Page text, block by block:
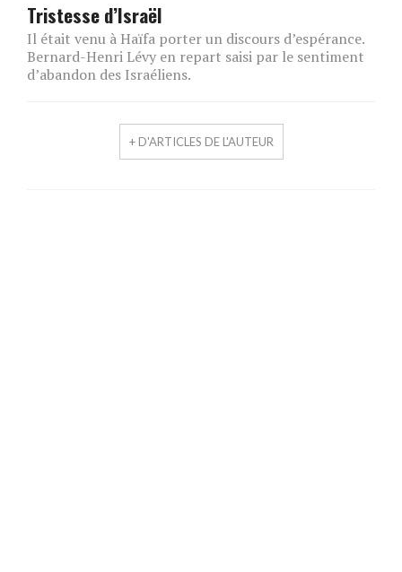
Tristesse d’Israël
Il était venu à Haïfa porter un discours d’espérance.
Bernard-Henri Lévy en repart saisi par le sentiment
d’abandon des Israéliens.
+ D'ARTICLES DE L'AUTEUR